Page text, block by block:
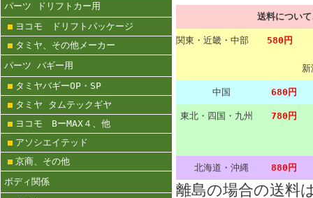
パーツ ドリフトカー用
ヨコモ ドリフトパッケージ
タミヤ、その他メーカー
パーツ バギー用
タミヤバギーOP・SP
タミヤ タムテックギヤ
ヨコモ BーMAX４、他
アソシエイテッド
京商、その他
ボディ関係
送料につい
関東・近畿・中部 580円
中国 680円
東北・四国・九州 780円
北海道・沖縄 880円
離島の場合の送料